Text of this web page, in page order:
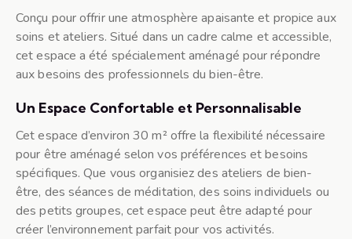
Conçu pour offrir une atmosphère apaisante et propice aux
soins et ateliers. Situé dans un cadre calme et accessible,
cet espace a été spécialement aménagé pour répondre
aux besoins des professionnels du bien-être.
Un Espace Confortable et Personnalisable
Cet espace d’environ 30 m² offre la flexibilité nécessaire
pour être aménagé selon vos préférences et besoins
spécifiques. Que vous organisiez des ateliers de bien-
être, des séances de méditation, des soins individuels ou
des petits groupes, cet espace peut être adapté pour
créer l’environnement parfait pour vos activités.